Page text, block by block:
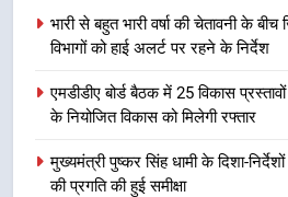
उत्तराखण्ड
महाराज की
शिष्टाचार भेंट
गतिविधियों के
उत्तराखण्ड
भारी से बहुत भारी वर्षा की चेतावनी के
विभागों को हाई अलर्ट पर रहने के निर्देश
एमडीडीए बोर्ड बैठक में 25 विकास
के नियोजित विकास को मिलेगी रफ्तार
मुख्यमंत्री पुष्कर सिंह धामी के दिशा-
की प्रगति की हुई समीक्षा